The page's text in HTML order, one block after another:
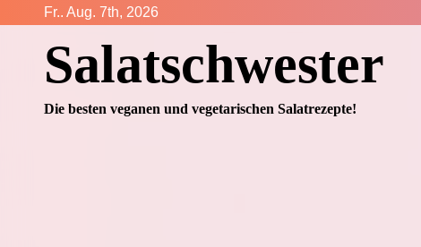
springen
Fr.. Aug. 7th, 2026
Salatschwester
Die besten veganen und vegetarischen Salatrezepte!